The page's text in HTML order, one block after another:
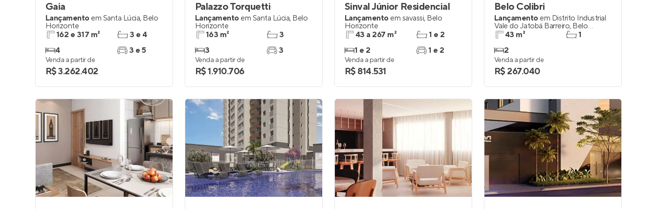
Gaia
Lançamento em Santa Lúcia, Belo
Horizonte
162 e 317 m²
4
3 e 4
3 e 5
Venda a partir de
R$ 3.262.402
Palazzo Torquetti
Lançamento em Santa Lúcia, Belo
Horizonte
163 m²
3
3
3
Venda a partir de
R$ 1.910.706
Sinval Júnior Residencial
Lançamento em savassi, Belo
Horizonte
43 a 267 m²
1 e 2
1 e 2
1 e 2
Venda a partir de
R$ 814.531
Belo Colibri
Lançamento em Distrito Industrial
Vale do Jatobá Barreiro, Belo
Horizonte
43 m²
2
1
Venda a partir de
R$ 267.040